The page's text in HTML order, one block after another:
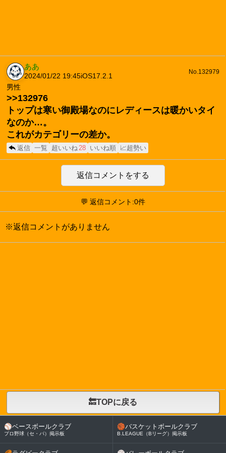
ああ
2024/01/22 19:45iOS17.2.1
No.132979
男性
>>132976
トップは寒い御殿場なのにレディースは暖かいタイ
なのか…。
これがカテゴリーの差か。
返信 一覧 超いいね28 いいね順 📈超勢い
返信コメントをする
💬 返信コメント:0件
※返信コメントがありません
🔙TOPに戻る
⚾ベースボールクラブ
プロ野球（セ・パ）掲示板
🏀バスケットボールクラブ
B.LEAGUE（Bリーグ）掲示板